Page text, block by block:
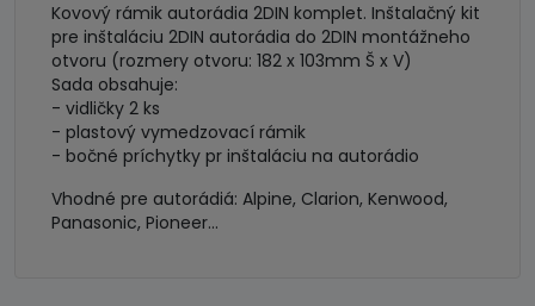
Kovový rámik autorádia 2DIN komplet. Inštalačný kit
pre inštaláciu 2DIN autorádia do 2DIN montážneho
otvoru (rozmery otvoru: 182 x 103mm Š x V)
Sada obsahuje:
- vidličky 2 ks
- plastový vymedzovací rámik
- bočné príchytky pr inštaláciu na autorádio
Vhodné pre autorádiá: Alpine, Clarion, Kenwood,
Panasonic, Pioneer...